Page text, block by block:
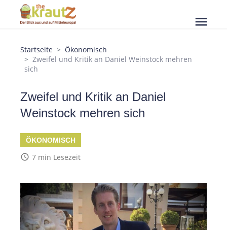
menu
Startseite
Ökonomisch
Zweifel und Kritik an Daniel Weinstock mehren
sich
Zweifel und Kritik an Daniel
Weinstock mehren sich
ÖKONOMISCH
access_time 7 min Lesezeit